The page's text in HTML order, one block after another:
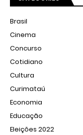
Brasil
Cinema
Concurso
Cotidiano
Cultura
Curimataú
Economia
Educação
Eleições 2022